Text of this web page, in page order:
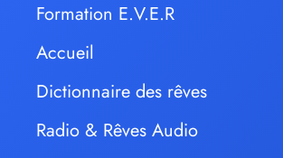
Formation E.V.E.R
Accueil
Dictionnaire des rêves
Radio & Rêves Audio